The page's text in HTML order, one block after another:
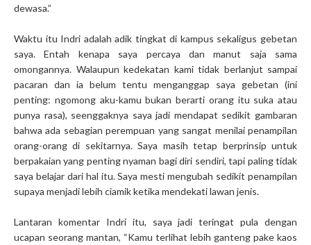
dewasa.”
Waktu itu Indri adalah adik tingkat di kampus sekaligus gebetan
saya. Entah kenapa saya percaya dan manut saja sama
omongannya. Walaupun kedekatan kami tidak berlanjut sampai
pacaran dan ia belum tentu menganggap saya gebetan (ini
penting: ngomong aku-kamu bukan berarti orang itu suka atau
punya rasa), seenggaknya saya jadi mendapat sedikit gambaran
bahwa ada sebagian perempuan yang sangat menilai penampilan
orang-orang di sekitarnya. Saya masih tetap berprinsip untuk
berpakaian yang penting nyaman bagi diri sendiri, tapi paling tidak
saya belajar dari hal itu. Saya mesti mengubah sedikit penampilan
supaya menjadi lebih ciamik ketika mendekati lawan jenis.
Lantaran komentar Indri itu, saya jadi teringat pula dengan
ucapan seorang mantan, “Kamu terlihat lebih ganteng pake kaos